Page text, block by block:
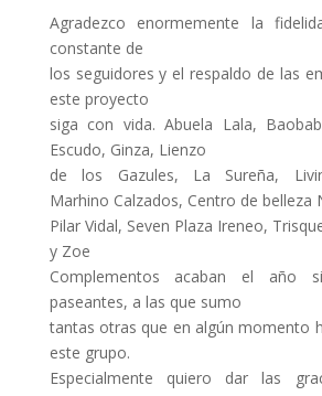
Agradezco enormemente la
constante de
los seguidores y el respaldo de las
este proyecto
siga con vida. Abuela Lala,
Escudo, Ginza, Lienzo
de los Gazules, La Sureña,
Marhino Calzados, Centro de belleza
Pilar Vidal, Seven Plaza Ireneo,
y Zoe
Complementos acaban el año
paseantes, a las que sumo
tantas otras que en algún momento
este grupo.
Especialmente quiero dar las